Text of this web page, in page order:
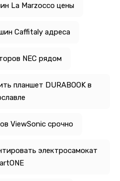
La Marzocco цены
Caffitaly адреса
NEC рядом
планшет DURABOOK в
ViewSonic срочно
электросамокат